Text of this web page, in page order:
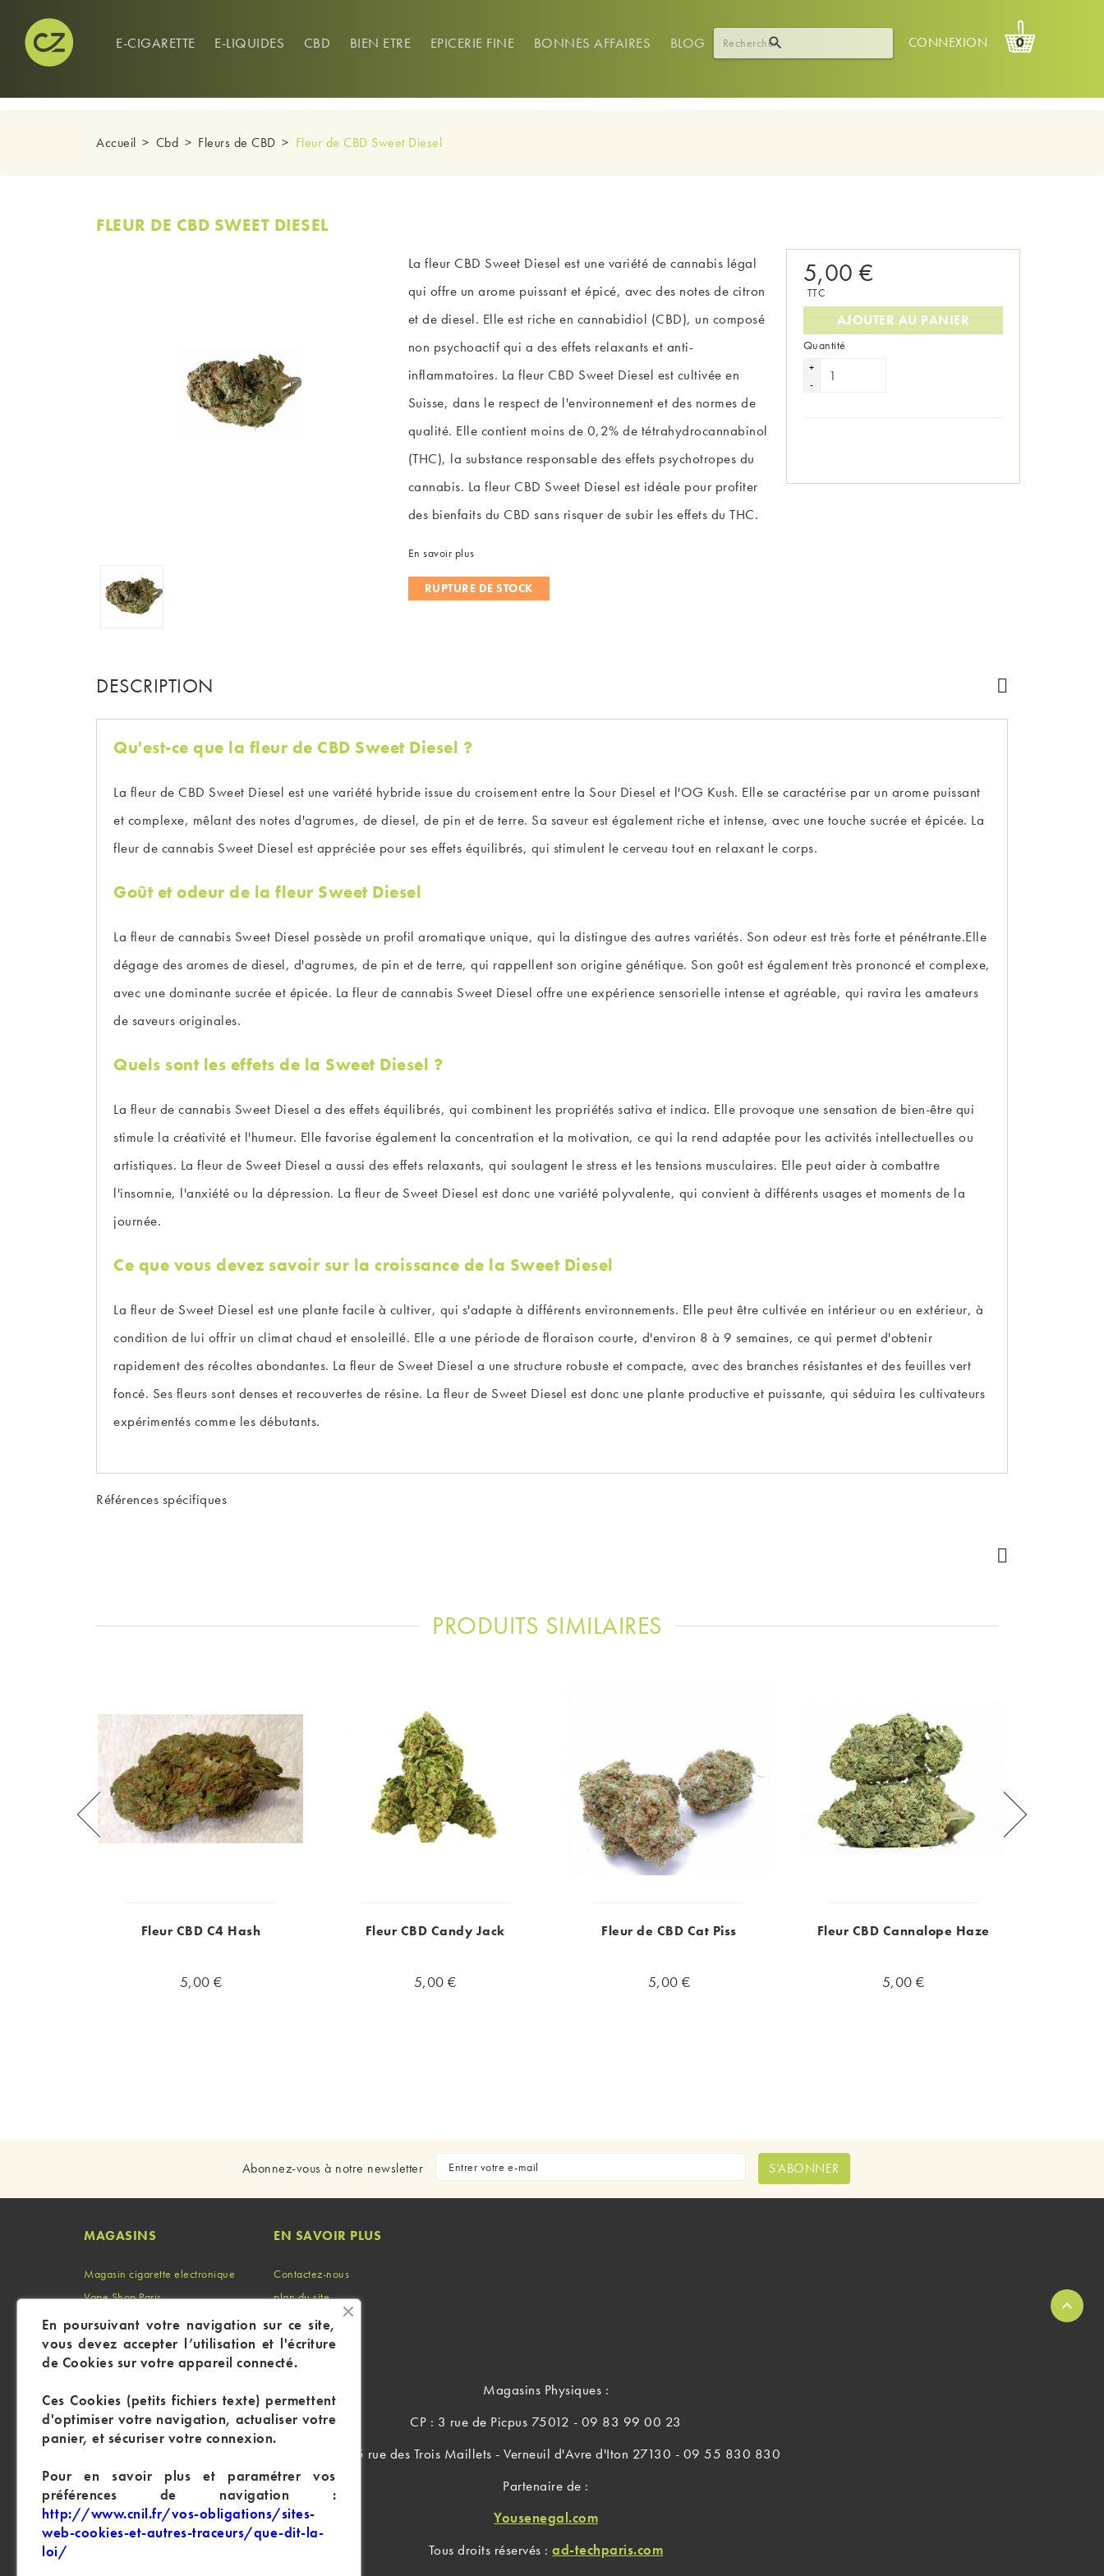
E-CIGARETTE E-LIQUIDES CBD BIEN ETRE EPICERIE FINE BONNES AFFAIRES BLOG  CONNEXION 0
Accueil Cbd Fleurs de CBD Fleur de CBD Sweet Diesel
FLEUR DE CBD SWEET DIESEL
La fleur CBD Sweet Diesel est une variété de cannabis légal
qui offre un arome puissant et épicé, avec des notes de citron
et de diesel. Elle est riche en cannabidiol (CBD), un composé
non psychoactif qui a des effets relaxants et anti-
inflammatoires. La fleur CBD Sweet Diesel est cultivée en
Suisse, dans le respect de l'environnement et des normes de
qualité. Elle contient moins de 0,2% de tétrahydrocannabinol
(THC), la substance responsable des effets psychotropes du
cannabis. La fleur CBD Sweet Diesel est idéale pour profiter
des bienfaits du CBD sans risquer de subir les effets du THC.
En savoir plus
RUPTURE DE STOCK
5,00 €
TTC
Quantité
AJOUTER AU PANIER
DESCRIPTION
Qu'est-ce que la fleur de CBD Sweet Diesel ?
La fleur de CBD Sweet Diesel est une variété hybride issue du croisement entre la Sour Diesel et l'OG Kush. Elle se caractérise par un arome puissant
et complexe, mêlant des notes d'agrumes, de diesel, de pin et de terre. Sa saveur est également riche et intense, avec une touche sucrée et épicée. La
fleur de cannabis Sweet Diesel est appréciée pour ses effets équilibrés, qui stimulent le cerveau tout en relaxant le corps.
Goût et odeur de la fleur Sweet Diesel
La fleur de cannabis Sweet Diesel possède un profil aromatique unique, qui la distingue des autres variétés. Son odeur est très forte et pénétrante.Elle
dégage des aromes de diesel, d'agrumes, de pin et de terre, qui rappellent son origine génétique. Son goût est également très prononcé et complexe,
avec une dominante sucrée et épicée. La fleur de cannabis Sweet Diesel offre une expérience sensorielle intense et agréable, qui ravira les amateurs
de saveurs originales.
Quels sont les effets de la Sweet Diesel ?
La fleur de cannabis Sweet Diesel a des effets équilibrés, qui combinent les propriétés sativa et indica. Elle provoque une sensation de bien-être qui
stimule la créativité et l'humeur. Elle favorise également la concentration et la motivation, ce qui la rend adaptée pour les activités intellectuelles ou
artistiques. La fleur de Sweet Diesel a aussi des effets relaxants, qui soulagent le stress et les tensions musculaires. Elle peut aider à combattre
l'insomnie, l'anxiété ou la dépression. La fleur de Sweet Diesel est donc une variété polyvalente, qui convient à différents usages et moments de la
journée.
Ce que vous devez savoir sur la croissance de la Sweet Diesel
La fleur de Sweet Diesel est une plante facile à cultiver, qui s'adapte à différents environnements. Elle peut être cultivée en intérieur ou en extérieur, à
condition de lui offrir un climat chaud et ensoleillé. Elle a une période de floraison courte, d'environ 8 à 9 semaines, ce qui permet d'obtenir
rapidement des récoltes abondantes. La fleur de Sweet Diesel a une structure robuste et compacte, avec des branches résistantes et des feuilles vert
foncé. Ses fleurs sont denses et recouvertes de résine. La fleur de Sweet Diesel est donc une plante productive et puissante, qui séduira les cultivateurs
expérimentés comme les débutants.
Références spécifiques
PRODUITS SIMILAIRES
Fleur CBD C4 Hash
5,00 €
Fleur CBD Candy Jack
5,00 €
Fleur de CBD Cat Piss
5,00 €
Fleur CBD Cannalope Haze
5,00 €
Abonnez-vous à notre newsletter S’ABONNER
MAGASINS
Magasin cigarette electronique
Vape Shop Paris
Vape Shop Marseille
Vape Shop Lyon
EN SAVOIR PLUS
Contactez-nous
plan du site
Identifiant
Mon compte
Magasins Physiques :
CP : 3 rue de Picpus 75012 - 09 83 99 00 23
CP : 105 rue des Trois Maillets - Verneuil d'Avre d'Iton 27130 - 09 55 830 830
Partenaire de :
Yousenegal.com
Tous droits réservés :ad-techparis.com
En poursuivant votre navigation sur ce site,
vous devez accepter l’utilisation et l'écriture
de Cookies sur votre appareil connecté.
Ces Cookies (petits fichiers texte) permettent
d'optimiser votre navigation, actualiser votre
panier, et sécuriser votre connexion.
Pour en savoir plus et paramétrer vos
préférences de navigation :
http://www.cnil.fr/vos-obligations/sites-
web-cookies-et-autres-traceurs/que-dit-la-
loi/